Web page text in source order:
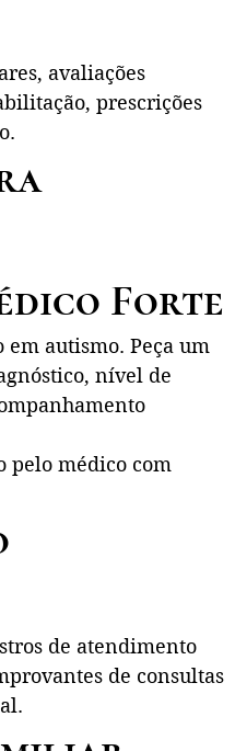
avaliações
prescrições
Forte
autismo. Peça um
nível de
pelo médico com
de atendimento
de consultas